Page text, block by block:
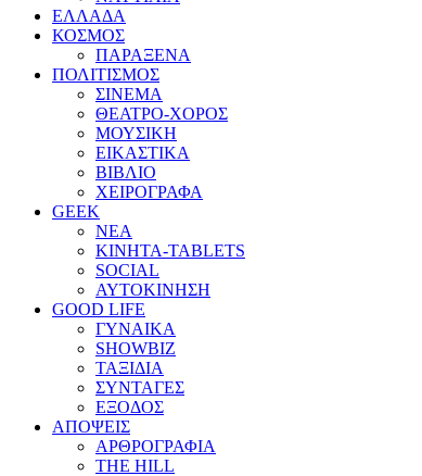
ΕΛΛΑΔΑ
ΚΟΣΜΟΣ
ΠΑΡΑΞΕΝΑ
ΠΟΛΙΤΙΣΜΟΣ
ΣΙΝΕΜΑ
ΘΕΑΤΡΟ-ΧΟΡΟΣ
ΜΟΥΣΙΚΗ
ΕΙΚΑΣΤΙΚΑ
ΒΙΒΛΙΟ
ΧΕΙΡΟΓΡΑΦΑ
GEEK
ΝΕΑ
ΚΙΝΗΤΑ-TABLETS
SOCIAL
ΑΥΤΟΚΙΝΗΣΗ
GOOD LIFE
ΓΥΝΑΙΚΑ
SHOWBIZ
ΤΑΞΙΔΙΑ
ΣΥΝΤΑΓΕΣ
ΕΞΟΔΟΣ
ΑΠΟΨΕΙΣ
ΑΡΘΡΟΓΡΑΦΙΑ
THE HILL